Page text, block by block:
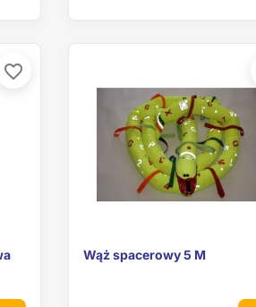
favorite_border
Szybki podgląd
Wąż spacerowy 5 M